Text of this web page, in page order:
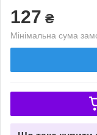
127 ₴
Мінімальна сума